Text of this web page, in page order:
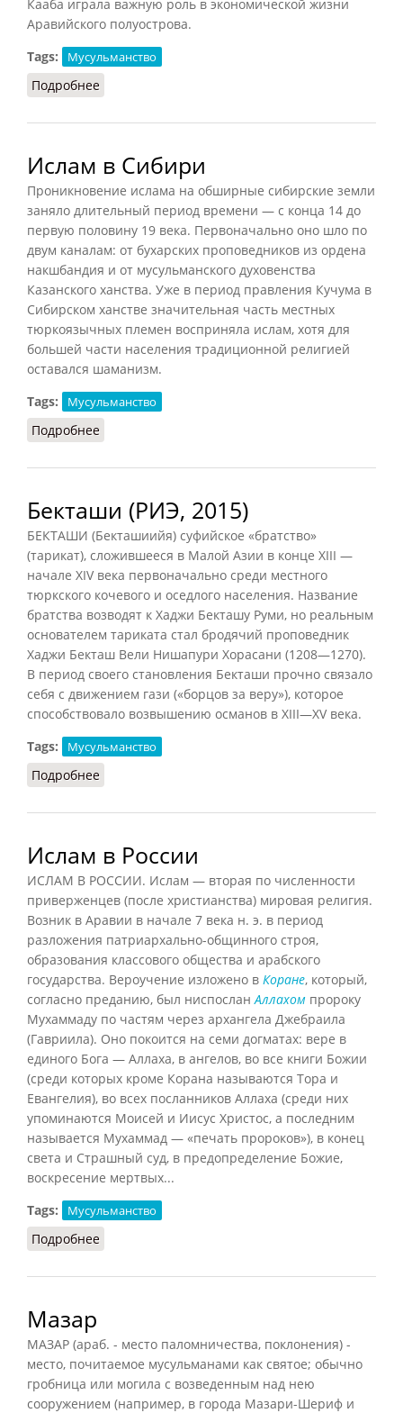
Кааба играла важную роль в экономической жизни
Аравийского полуострова.
Tags:
Мусульманство
Подробнее
Ислам в Сибири
Проникновение ислама на обширные сибирские земли
заняло длительный период времени — с конца 14 до
первую половину 19 века. Первоначально оно шло по
двум каналам: от бухарских проповедников из ордена
накшбандия и от мусульманского духовенства
Казанского ханства. Уже в период правления Кучума в
Сибирском ханстве значительная часть местных
тюркоязычных племен восприняла ислам, хотя для
большей части населения традиционной религией
оставался шаманизм.
Tags:
Мусульманство
Подробнее
Бекташи (РИЭ, 2015)
БЕКТАШИ (Бекташиийя) суфийское «братство»
(тарикат), сложившееся в Малой Азии в конце XIII —
начале XIV века первоначально среди местного
тюркского кочевого и оседлого населения. Название
братства возводят к Хаджи Бекташу Руми, но реальным
основателем тариката стал бродячий проповедник
Хаджи Бекташ Вели Нишапури Хорасани (1208—1270).
В период своего становления Бекташи прочно связало
себя с движением гази («борцов за веру»), которое
способствовало возвышению османов в XIII—XV века.
Tags:
Мусульманство
Подробнее
Ислам в России
ИСЛАМ В РОССИИ. Ислам — вторая по численности
приверженцев (после христианства) мировая религия.
Возник в Аравии в начале 7 века н. э. в период
разложения патриархально-общинного строя,
образования классового общества и арабского
государства. Вероучение изложено в Коране, который,
согласно преданию, был ниспослан Аллахом пророку
Мухаммаду по частям через архангела Джебраила
(Гавриила). Оно покоится на семи догматах: вере в
единого Бога — Аллаха, в ангелов, во все книги Божии
(среди которых кроме Корана называются Тора и
Евангелия), во всех посланников Аллаха (среди них
упоминаются Моисей и Иисус Христос, а последним
называется Мухаммад — «печать пророков»), в конец
света и Страшный суд, в предопределение Божие,
воскресение мертвых...
Tags:
Мусульманство
Подробнее
Мазар
МАЗАР (араб. - место паломничества, поклонения) -
место, почитаемое мусульманами как святое; обычно
гробница или могила с возведенным над нею
сооружением (например, в города Мазари-Шериф и